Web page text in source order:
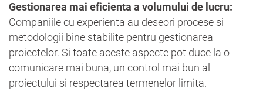
Gestionarea mai eficienta a volumului de lucru:
Companiile cu experienta au deseori procese si
metodologii bine stabilite pentru gestionarea
proiectelor. Si toate aceste aspecte pot duce la o
comunicare mai buna, un control mai bun al
proiectului si respectarea termenelor limita.